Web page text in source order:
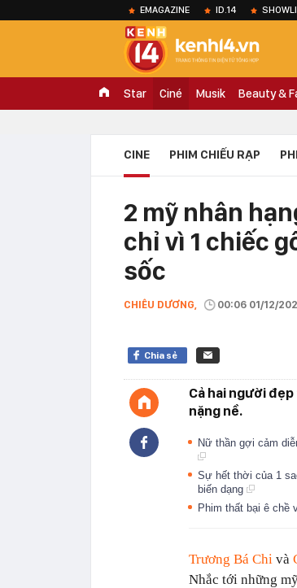
EMAGAZINE ID.14
Star Ciné Musik Beauty &
CINE PHIM CHIẾU RẠP
2 mỹ nhân
chỉ vì 1 chiếc
sốc
CHIÊU DƯƠNG, 00:06 01/12/
Chia sẻ
Cả hai người
nặng nề.
Nữ thần gợi cảm
Sự hết thời của 1
biến dạng
Phim thất bại ê chề
Trương Bá Chi và
Nhắc tới những